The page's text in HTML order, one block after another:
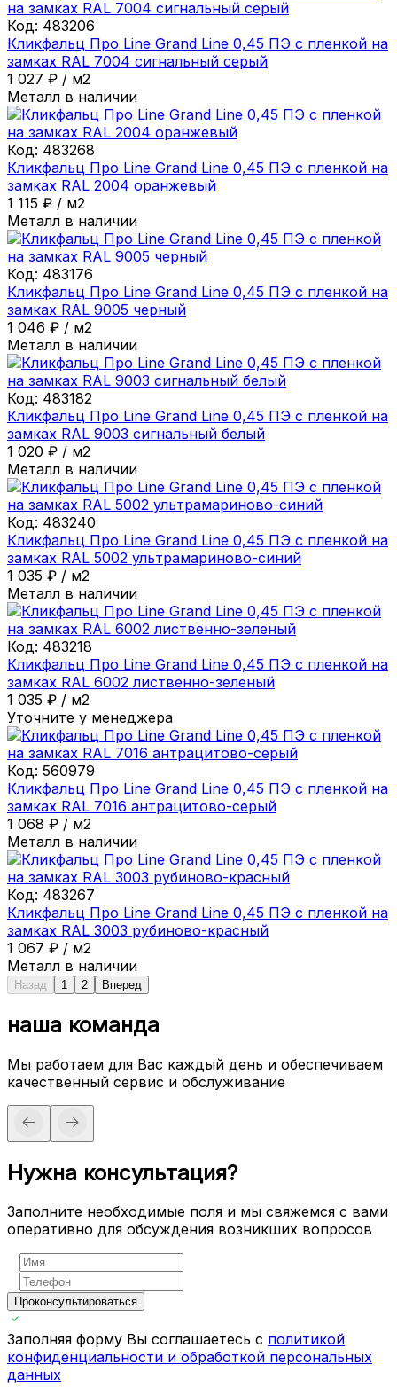
Код: 483206
Кликфальц Про Line Grand Line 0,45 ПЭ с пленкой на
замках RAL 7004 сигнальный серый
1 027 ₽ / м2
Металл в наличии
Код: 483268
Кликфальц Про Line Grand Line 0,45 ПЭ с пленкой на
замках RAL 2004 оранжевый
1 115 ₽ / м2
Металл в наличии
Код: 483176
Кликфальц Про Line Grand Line 0,45 ПЭ с пленкой на
замках RAL 9005 черный
1 046 ₽ / м2
Металл в наличии
Код: 483182
Кликфальц Про Line Grand Line 0,45 ПЭ с пленкой на
замках RAL 9003 сигнальный белый
1 020 ₽ / м2
Металл в наличии
Код: 483240
Кликфальц Про Line Grand Line 0,45 ПЭ с пленкой на
замках RAL 5002 ультрамариново-синий
1 035 ₽ / м2
Металл в наличии
Код: 483218
Кликфальц Про Line Grand Line 0,45 ПЭ с пленкой на
замках RAL 6002 лиственно-зеленый
1 035 ₽ / м2
Уточните у менеджера
Код: 560979
Кликфальц Про Line Grand Line 0,45 ПЭ с пленкой на
замках RAL 7016 антрацитово-серый
1 068 ₽ / м2
Металл в наличии
Код: 483267
Кликфальц Про Line Grand Line 0,45 ПЭ с пленкой на
замках RAL 3003 рубиново-красный
1 067 ₽ / м2
Металл в наличии
Назад 1 2 Вперед
наша команда
Мы работаем для Вас каждый день и обеспечиваем
качественный сервис и обслуживание
Нужна консультация?
Заполните необходимые поля и мы свяжемся с вами
оперативно для обсуждения возникших вопросов
Проконсультироваться
Заполняя форму Вы соглашаетесь с политикой
конфиденциальности и обработкой персональных
данных